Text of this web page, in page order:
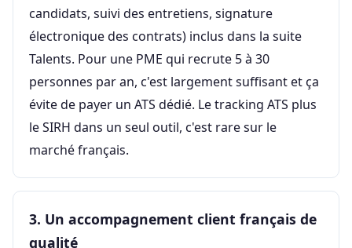
candidats, suivi des entretiens, signature
électronique des contrats) inclus dans la suite
Talents. Pour une PME qui recrute 5 à 30
personnes par an, c'est largement suffisant et ça
évite de payer un ATS dédié. Le tracking ATS plus
le SIRH dans un seul outil, c'est rare sur le
marché français.
3. Un accompagnement client français de
qualité